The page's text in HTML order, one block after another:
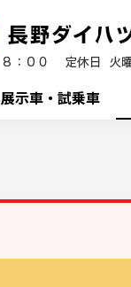
展示車・試乗車